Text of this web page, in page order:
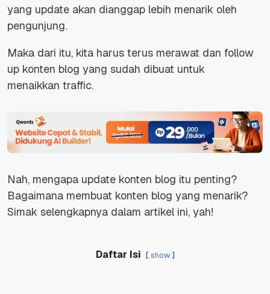
yang update akan dianggap lebih menarik oleh
pengunjung.
Maka dari itu, kita harus terus merawat dan follow
up konten blog yang sudah dibuat untuk
menaikkan traffic.
Nah, mengapa update konten blog itu penting?
Bagaimana membuat konten blog yang menarik?
Simak selengkapnya dalam artikel ini, yah!
Daftar Isi show